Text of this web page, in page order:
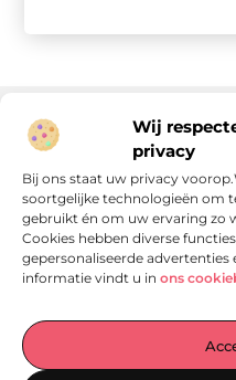
Wij
privacy
Bij ons staat uw privacy
soortgelijke technologieën om
gebruikt én om uw ervaring zo
Cookies hebben diverse
gepersonaliseerde
informatie vindt u in ons
zetten
, praktische tips
Onze informatie